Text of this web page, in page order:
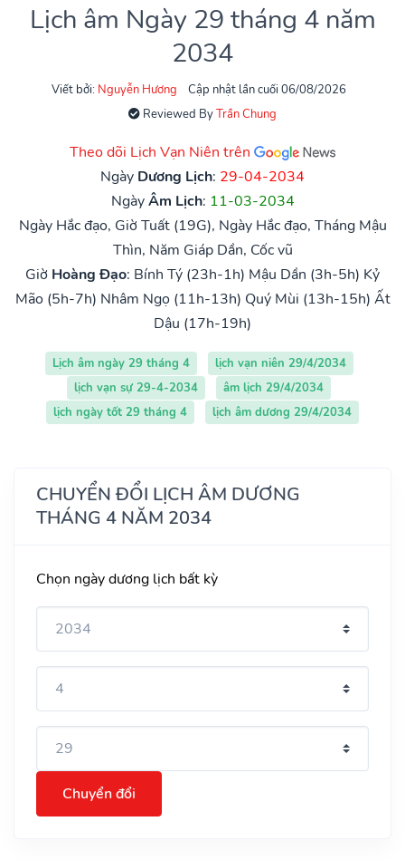
Lịch âm Ngày 29 tháng 4 năm
2034
Viết bởi: Nguyễn Hương
Cập nhật lần cuối 06/08/2026
Reviewed ByTrần Chung
Theo dõi Lịch Vạn Niên trên
Ngày Dương Lịch: 29-04-2034
NgàyÂm Lịch: 11-03-2034
Ngày Hắc đạo, Giờ Tuất (19G), Ngày Hắc đạo, Tháng Mậu
Thìn, Năm Giáp Dần, Cốc vũ
Giờ Hoàng Đạo: Bính Tý (23h-1h) Mậu Dần (3h-5h) Kỷ
Mão (5h-7h) Nhâm Ngọ (11h-13h) Quý Mùi (13h-15h) Ất
Dậu (17h-19h)
Lịch âm ngày 29 tháng 4
lịch vạn niên 29/4/2034
lịch vạn sự 29-4-2034
âm lịch 29/4/2034
lịch ngày tốt 29 tháng 4
lịch âm dương 29/4/2034
CHUYỂN ĐỔI LỊCH ÂM DƯƠNG
THÁNG 4 NĂM 2034
Chọn ngày dương lịch bất kỳ
Chuyển đổi